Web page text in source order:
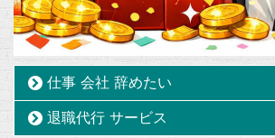
仕事 会社 辞めたい
退職代行 サービス